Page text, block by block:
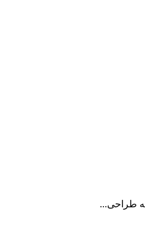
طراحی...